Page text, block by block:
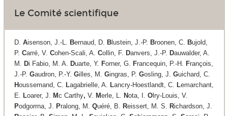
Le Comité scientifique
D. Aisenson, J.-L. Bernaud, D. Blustein, J.-P. Broonen, C. Bujold,
P. Carré, V. Cohen-Scali, A. Collin, F. Danvers, J.-P. Dauwalder, A.
M. Di Fabio, M. A. Duarte, Y. Forner, G. Francequin, P.-H. François,
J.-P. Gaudron, P.-Y. Gilles, M. Gingras, P. Gosling, J. Guichard, C.
Houssemand, C. Lagabrielle, A. Lancry-Hoestlandt, C. Lemarchant,
E. Loarer, J. Mc Carthy, V. Merle, L. Nota, I. Olry-Louis, V.
Podgorrna, J. Pralong, M. Quéré, B. Reissert, M. S. Richardson, J.